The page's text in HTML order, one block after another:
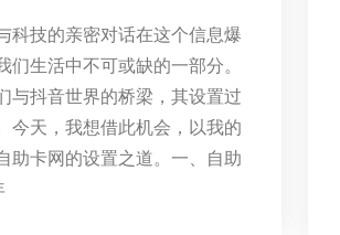
科技的亲密对话在这个信息爆
们生活中不可或缺的一部分。
与抖音世界的桥梁，其设置过
今天，我想借此机会，以我的
助卡网的设置之道。一、自助